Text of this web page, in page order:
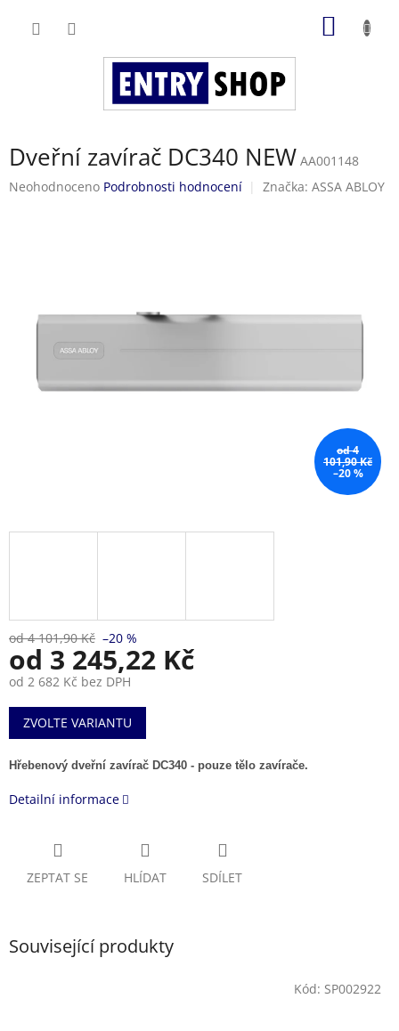
Dveřní zavírač DC340 NEW AA001148
Průměrné
Neohodnoceno Podrobnosti hodnocení Značka: ASSA ABLOY
od 4
101,90 Kč
–20 %
od 4 101,90 Kč –20 %
od 3 245,22 Kč
od 2 682 Kč bez DPH
Měrná
cena:
ZVOLTE VARIANTU
Hřebenový dveřní zavírač DC340 - pouze tělo zavírače.
Detailní informace
ZEPTAT SE HLÍDAT SDÍLET
Související produkty
Kód: SP002922